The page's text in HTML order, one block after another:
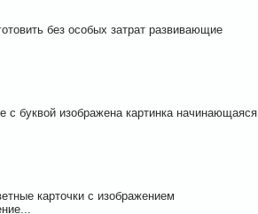
без особых затрат развивающие
буквой изображена картинка начинающаяся
карточки с изображением